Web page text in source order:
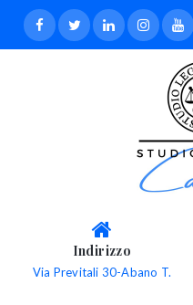
Indirizzo
Via Previtali 30-Abano T.